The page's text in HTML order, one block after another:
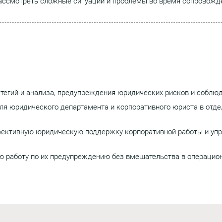
и анализа, предупреждения юридических рисков и
юридического департамента и корпоративного юриста в
юридическую поддержку корпоративной работы и
по их предупреждению без вмешательства в